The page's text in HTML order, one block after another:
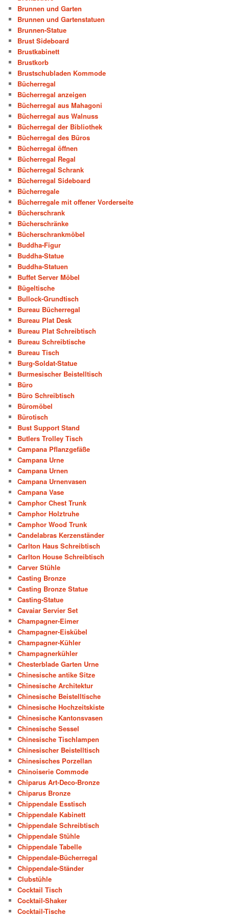
Brunnen und Garten
Brunnen und Gartenstatuen
Brunnen-Statue
Brust Sideboard
Brustkabinett
Brustkorb
Brustschubladen Kommode
Bücherregal
Bücherregal anzeigen
Bücherregal aus Mahagoni
Bücherregal aus Walnuss
Bücherregal der Bibliothek
Bücherregal des Büros
Bücherregal öffnen
Bücherregal Regal
Bücherregal Schrank
Bücherregal Sideboard
Bücherregale
Bücherregale mit offener Vorderseite
Bücherschrank
Bücherschränke
Bücherschrankmöbel
Buddha-Figur
Buddha-Statue
Buddha-Statuen
Buffet Server Möbel
Bügeltische
Bullock-Grundtisch
Bureau Bücherregal
Bureau Plat Desk
Bureau Plat Schreibtisch
Bureau Schreibtische
Bureau Tisch
Burg-Soldat-Statue
Burmesischer Beistelltisch
Büro
Büro Schreibtisch
Büromöbel
Bürotisch
Bust Support Stand
Butlers Trolley Tisch
Campana Pflanzgefäße
Campana Urne
Campana Urnen
Campana Urnenvasen
Campana Vase
Camphor Chest Trunk
Camphor Holztruhe
Camphor Wood Trunk
Candelabras Kerzenständer
Carlton Haus Schreibtisch
Carlton House Schreibtisch
Carver Stühle
Casting Bronze
Casting Bronze Statue
Casting-Statue
Cavaiar Servier Set
Champagner-Eimer
Champagner-Eiskübel
Champagner-Kühler
Champagnerkühler
Chesterblade Garten Urne
Chinesische antike Sitze
Chinesische Architektur
Chinesische Beistelltische
Chinesische Hochzeitskiste
Chinesische Kantonsvasen
Chinesische Sessel
Chinesische Tischlampen
Chinesischer Beistelltisch
Chinesisches Porzellan
Chinoiserie Commode
Chiparus Art-Deco-Bronze
Chiparus Bronze
Chippendale Esstisch
Chippendale Kabinett
Chippendale Schreibtisch
Chippendale Stühle
Chippendale Tabelle
Chippendale-Bücherregal
Chippendale-Ständer
Clubstühle
Cocktail Tisch
Cocktail-Shaker
Cocktail-Tische